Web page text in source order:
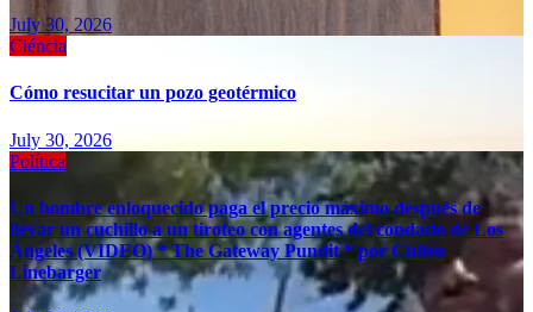
July 30, 2026
Ciéncia
Cómo resucitar un pozo geotérmico
July 30, 2026
Política
Un hombre enloquecido paga el precio máximo después de
llevar un cuchillo a un tiroteo con agentes del condado de Los
Ángeles (VIDEO) * The Gateway Pundit * por Cullen
Linebarger